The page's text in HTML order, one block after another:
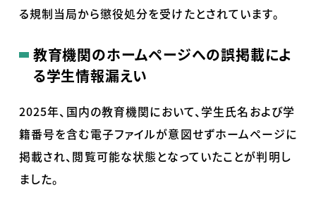
る規制当局から懲役処分を受けたとされています。
教育機関のホームページへの誤掲載によ
る学生情報漏えい
2025年、国内の教育機関において、学生氏名および学
籍番号を含む電子ファイルが意図せずホームページに
掲載され、閲覧可能な状態となっていたことが判明し
ました。